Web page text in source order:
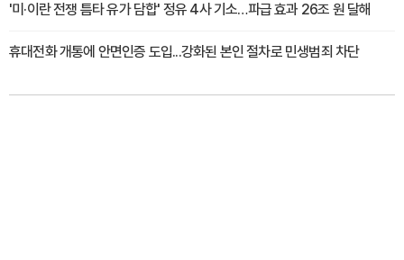
'미·이란 전쟁 틈타 유가 담합' 정유 4사 기소…파급 효과 26조 원 달해
휴대전화 개통에 안면인증 도입...강화된 본인 절차로 민생범죄 차단